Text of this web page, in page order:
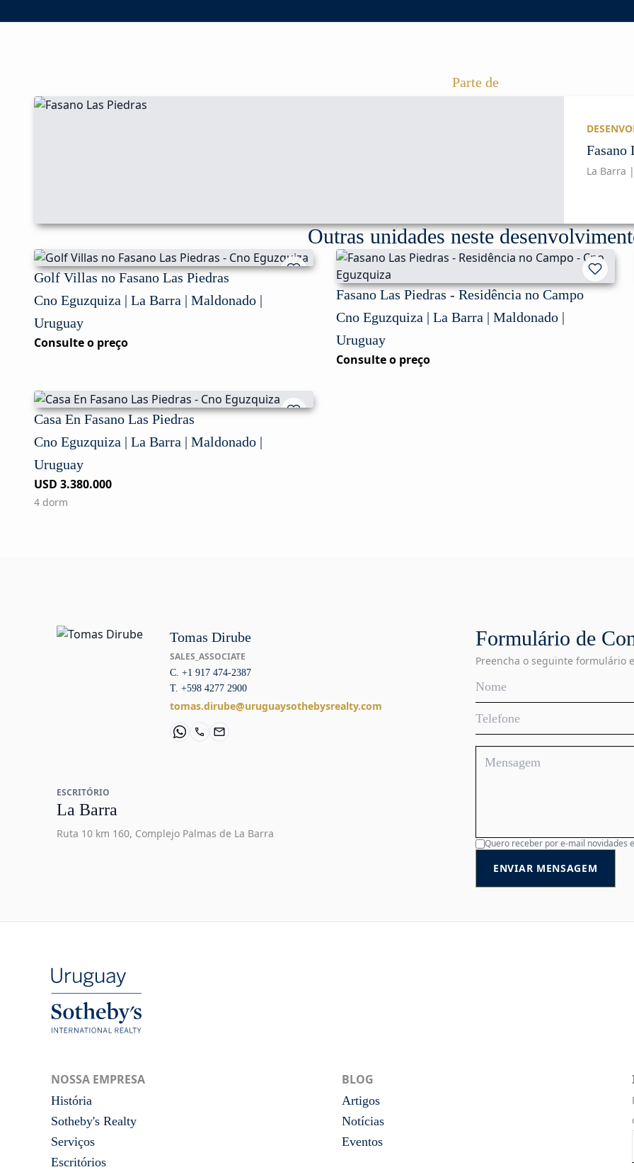
Parte de
Fasano
La Barra
Outras unidades neste
Golf Villas no Fasano Las Piedras
Cno Eguzquiza | La Barra | Maldonado |
Uruguay
Consulte o preço
Fasano Las Piedras - Residência no Campo
Cno Eguzquiza | La Barra | Maldonado |
Uruguay
Consulte o preço
Casa En Fasano Las Piedras
Cno Eguzquiza | La Barra | Maldonado |
Uruguay
USD 3.380.000
4 dorm
Tomas Dirube
SALES_ASSOCIATE
C. +1 917 474-2387
T. +598 4277 2900
tomas.dirube@uruguaysothebysrealty.com
ESCRITÓRIO
La Barra
Ruta 10 km 160, Complejo Palmas de La Barra
Formulário de
Preencha o seguinte formulário
Quero receber por e-mail novidades
ENVIAR MENSAGEM
NOSSA EMPRESA
História
Sotheby's Realty
Serviços
Escritórios
BLOG
Artigos
Notícias
Eventos